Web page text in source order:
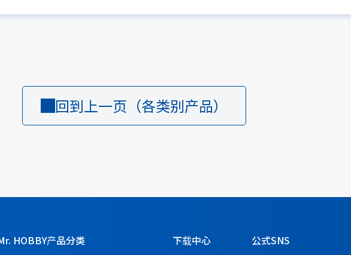
回到上一页（各类别产品）
HOBBY产品分类 下载中心 公式SNS